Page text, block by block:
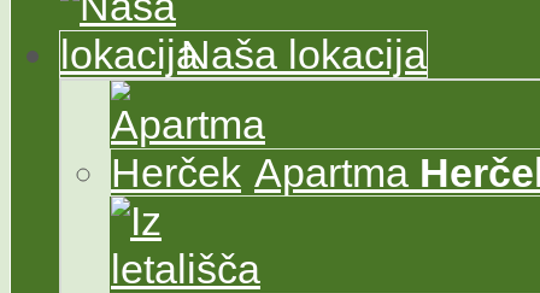
Naša lokacija
Apartma